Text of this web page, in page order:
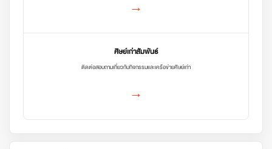
→
ศิษย์เก่าสัมพันธ์
ติดต่อสอบถามเกี่ยวกับกิจกรรมและเครือข่ายศิษย์เก่า
→